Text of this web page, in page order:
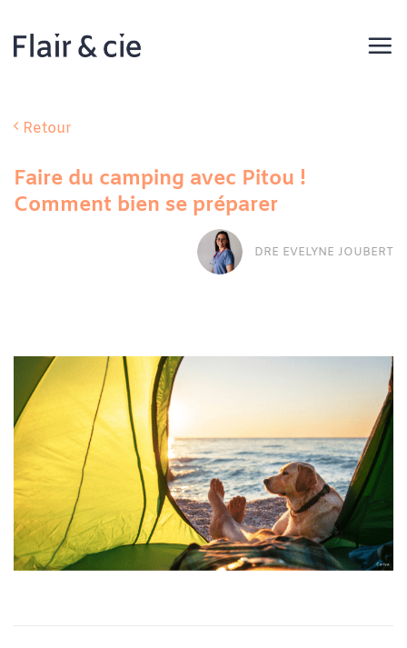
contenu
Retour
Faire du camping avec Pitou !
Comment bien se préparer
DRE EVELYNE JOUBERT